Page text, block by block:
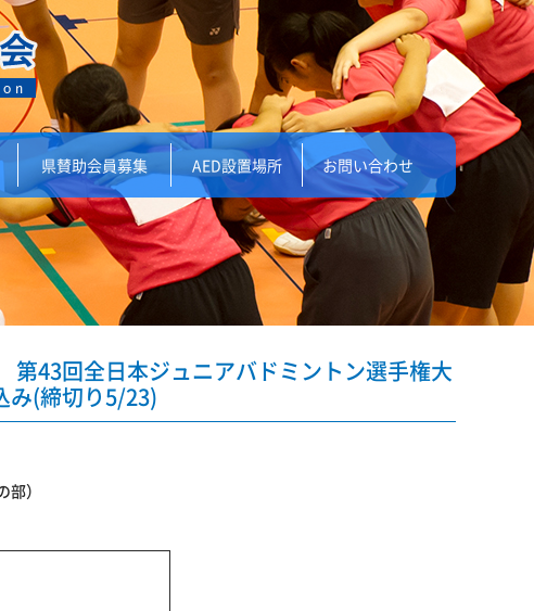
県賛助会員募集 AED設置場所 お問い合わせ
43回全日本ジュニアバドミントン選手権大
(締切り5/23)
）